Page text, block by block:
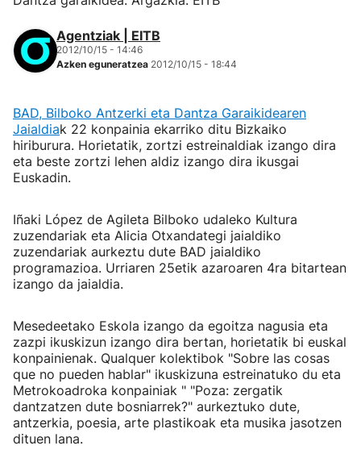
Agentziak | EITB
2012/10/15 - 14:46
Azken eguneratzea 2012/10/15 - 18:44
BAD, Bilboko Antzerki eta Dantza Garaikidearen
Jaialdiak 22 konpainia ekarriko ditu Bizkaiko
hiriburura. Horietatik, zortzi estreinaldiak izango dira
eta beste zortzi lehen aldiz izango dira ikusgai
Euskadin.
Iñaki López de Agileta Bilboko udaleko Kultura
zuzendariak eta Alicia Otxandategi jaialdiko
zuzendariak aurkeztu dute BAD jaialdiko
programazioa. Urriaren 25etik azaroaren 4ra bitartean
izango da jaialdia.
Mesedeetako Eskola izango da egoitza nagusia eta
zazpi ikuskizun izango dira bertan, horietatik bi euskal
konpainienak. Qualquer kolektibok "Sobre las cosas
que no pueden hablar" ikuskizuna estreinatuko du eta
Metrokoadroka konpainiak " "Poza: zergatik
dantzatzen dute bosniarrek?" aurkeztuko dute,
antzerkia, poesia, arte plastikoak eta musika jasotzen
dituen lana.